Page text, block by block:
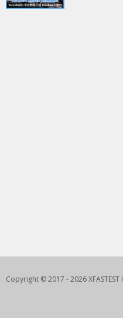
Copyright © 2017 - 2026 XFASTEST